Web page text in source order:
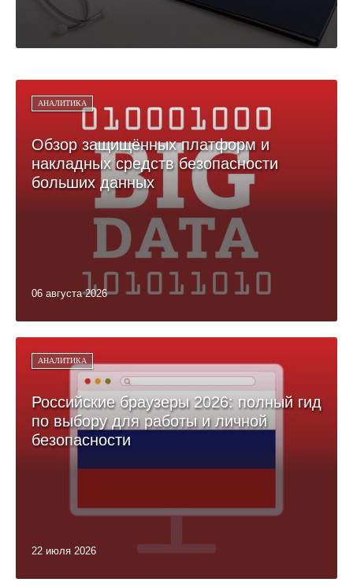
АНАЛИТИКА
Обзор защищённых платформ и
накладных средств безопасности
больших данных
06 августа 2026
АНАЛИТИКА
Российские браузеры 2026: полный гид
по выбору для работы и личной
безопасности
22 июля 2026